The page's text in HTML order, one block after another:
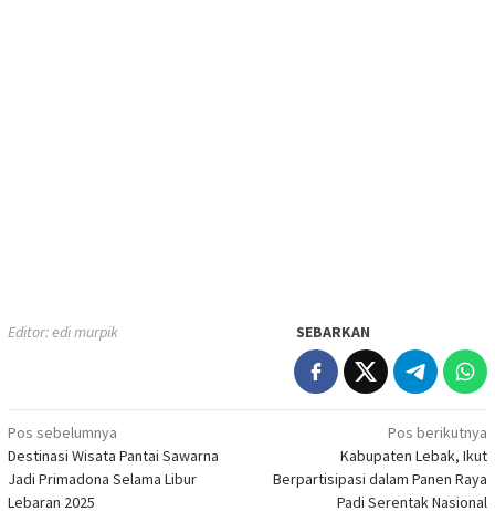
Editor: edi murpik SEBARKAN
Navigasi
pos
Pos sebelumnya
Destinasi Wisata Pantai Sawarna
Jadi Primadona Selama Libur
Lebaran 2025
Pos berikutnya
Kabupaten Lebak, Ikut
Berpartisipasi dalam Panen Raya
Padi Serentak Nasional